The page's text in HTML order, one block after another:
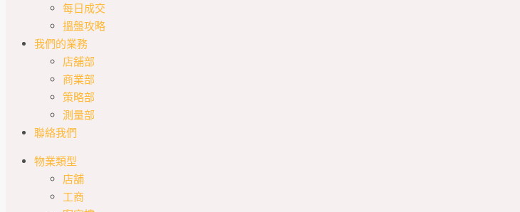
每日成交
搵盤攻略
我們的業務
店舖部
商業部
策略部
測量部
聯絡我們
物業類型
店舖
工商